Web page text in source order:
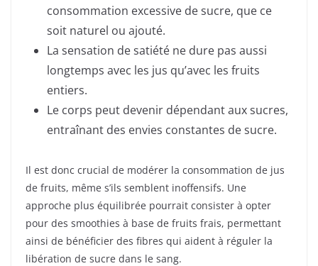
consommation excessive de sucre, que ce
soit naturel ou ajouté.
La sensation de satiété ne dure pas aussi
longtemps avec les jus qu’avec les fruits
entiers.
Le corps peut devenir dépendant aux sucres,
entraînant des envies constantes de sucre.
Il est donc crucial de modérer la consommation de jus
de fruits, même s’ils semblent inoffensifs. Une
approche plus équilibrée pourrait consister à opter
pour des smoothies à base de fruits frais, permettant
ainsi de bénéficier des fibres qui aident à réguler la
libération de sucre dans le sang.